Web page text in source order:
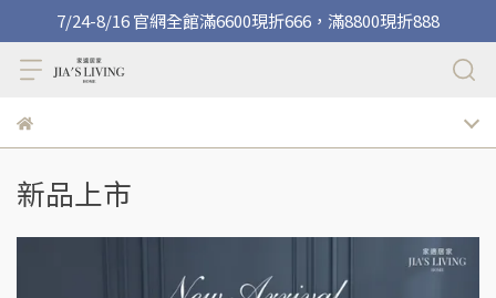
7/24-8/16 官網全館滿6600現折666，滿8800現折888
新品上市